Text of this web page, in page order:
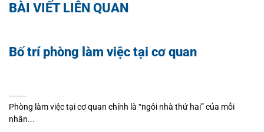
BÀI VIẾT LIÊN QUAN
Bố trí phòng làm việc tại cơ quan
Phòng làm việc tại cơ quan chính là “ngôi nhà thứ hai” của mỗi
nhân...